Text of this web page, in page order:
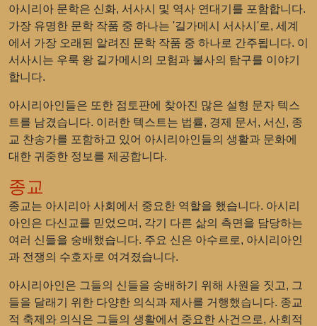
아시리아 문학은 신화, 서사시 및 역사 연대기를 포함합니다.
가장 유명한 문학 작품 중 하나는 '길가메시 서사시'로, 세계
에서 가장 오래된 알려진 문학 작품 중 하나로 간주됩니다. 이
서사시는 우룩 왕 길가메시의 모험과 불사의 탐구를 이야기
합니다.
아시리아인들은 또한 점토판에 찾아진 많은 설형 문자 텍스
트를 남겼습니다. 이러한 텍스트는 법률, 경제 문서, 서신, 종
교 찬송가를 포함하고 있어 아시리아인들의 생활과 문화에
대한 귀중한 정보를 제공합니다.
종교
종교는 아시리아 사회에서 중요한 역할을 했습니다. 아시리
아인은 다신교를 믿었으며, 각기 다른 삶의 측면을 담당하는
여러 신들을 숭배했습니다. 주요 신은 아수르로, 아시리아인
과 전쟁의 수호자로 여겨졌습니다.
아시리아인은 그들의 신들을 숭배하기 위해 사원을 짓고, 그
들을 달래기 위한 다양한 의식과 제사를 거행했습니다. 종교
적 축제와 의식은 그들의 생활에서 중요한 사건으로, 사회적